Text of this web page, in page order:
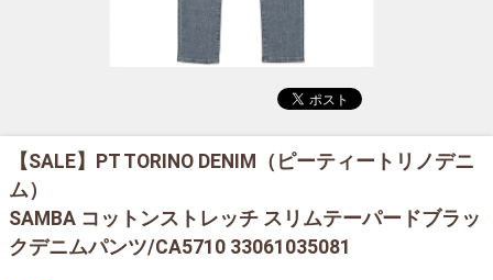
【SALE】
PT TORINO DENIM（ピーティートリノデニ
ム）
SAMBA コットンストレッチ スリムテーパードブラッ
クデニムパンツ/CA5710 33061035081